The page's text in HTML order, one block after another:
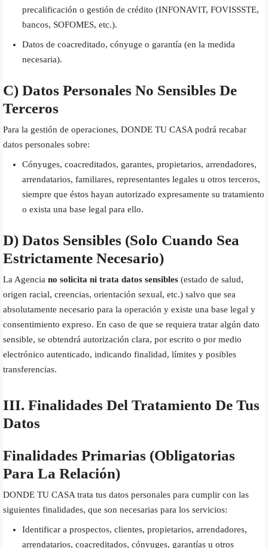
precalificación o gestión de crédito (INFONAVIT, FOVISSSTE,
bancos, SOFOMES, etc.).
Datos de coacreditado, cónyuge o garantía (en la medida
necesaria).
C) Datos Personales No Sensibles De
Terceros
Para la gestión de operaciones, DONDE TU CASA podrá recabar
datos personales sobre:
Cónyuges, coacreditados, garantes, propietarios, arrendadores,
arrendatarios, familiares, representantes legales u otros terceros,
siempre que éstos hayan autorizado expresamente su tratamiento
o exista una base legal para ello.
D) Datos Sensibles (solo Cuando Sea
Estrictamente Necesario)
La Agencia no solicita ni trata datos sensibles (estado de salud,
origen racial, creencias, orientación sexual, etc.) salvo que sea
absolutamente necesario para la operación y existe una base legal y
consentimiento expreso. En caso de que se requiera tratar algún dato
sensible, se obtendrá autorización clara, por escrito o por medio
electrónico autenticado, indicando finalidad, límites y posibles
transferencias.
III. Finalidades Del Tratamiento De Tus
Datos
Finalidades Primarias (obligatorias
Para La Relación)
DONDE TU CASA trata tus datos personales para cumplir con las
siguientes finalidades, que son necesarias para los servicios:
Identificar a prospectos, clientes, propietarios, arrendadores,
arrendatarios, coacreditados, cónyuges, garantías u otros